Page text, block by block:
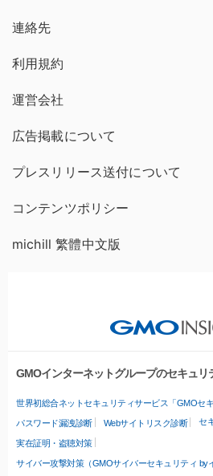
連絡先
利用規約
運営会社
広告掲載について
プレスリリース送付について
コンテンツポリシー
michill 繁體中文版
GMOインターネットグループのセキュリ
世界初総合ネットセキュリティサービス「GMOセキ
パスワード漏洩診断 Webサイトリスク診断 セ
実在証明・盗聴対策
サイバー攻撃対策（GMOサイバーセキュリティ by